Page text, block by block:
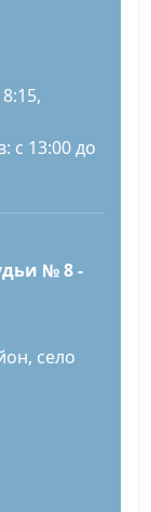
с 13:00 до
№ 8 -
село